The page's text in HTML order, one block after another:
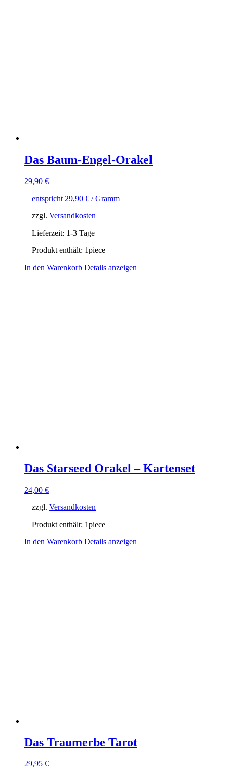
Das Baum-Engel-Orakel
29,90 €
entspricht 29,90 € / Gramm
zzgl. Versandkosten
Lieferzeit: 1-3 Tage
Produkt enthält: 1piece
In den Warenkorb Details anzeigen
Das Starseed Orakel – Kartenset
24,00 €
zzgl. Versandkosten
Produkt enthält: 1piece
In den Warenkorb Details anzeigen
Das Traumerbe Tarot
29,95 €